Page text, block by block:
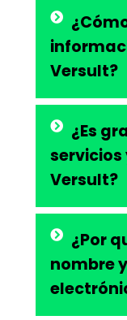
Versult?
¿Es
Versult?
¿Por
nombre